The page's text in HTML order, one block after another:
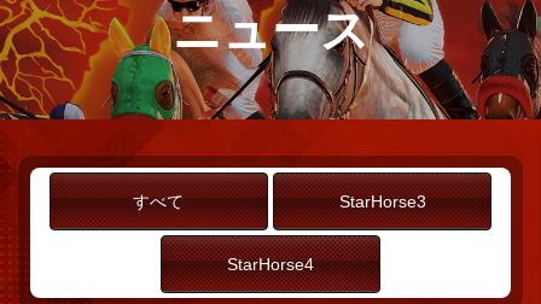
ニュース
すべて StarHorse3
StarHorse4